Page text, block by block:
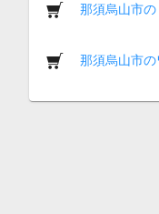
那須烏山市の
那須烏山市の